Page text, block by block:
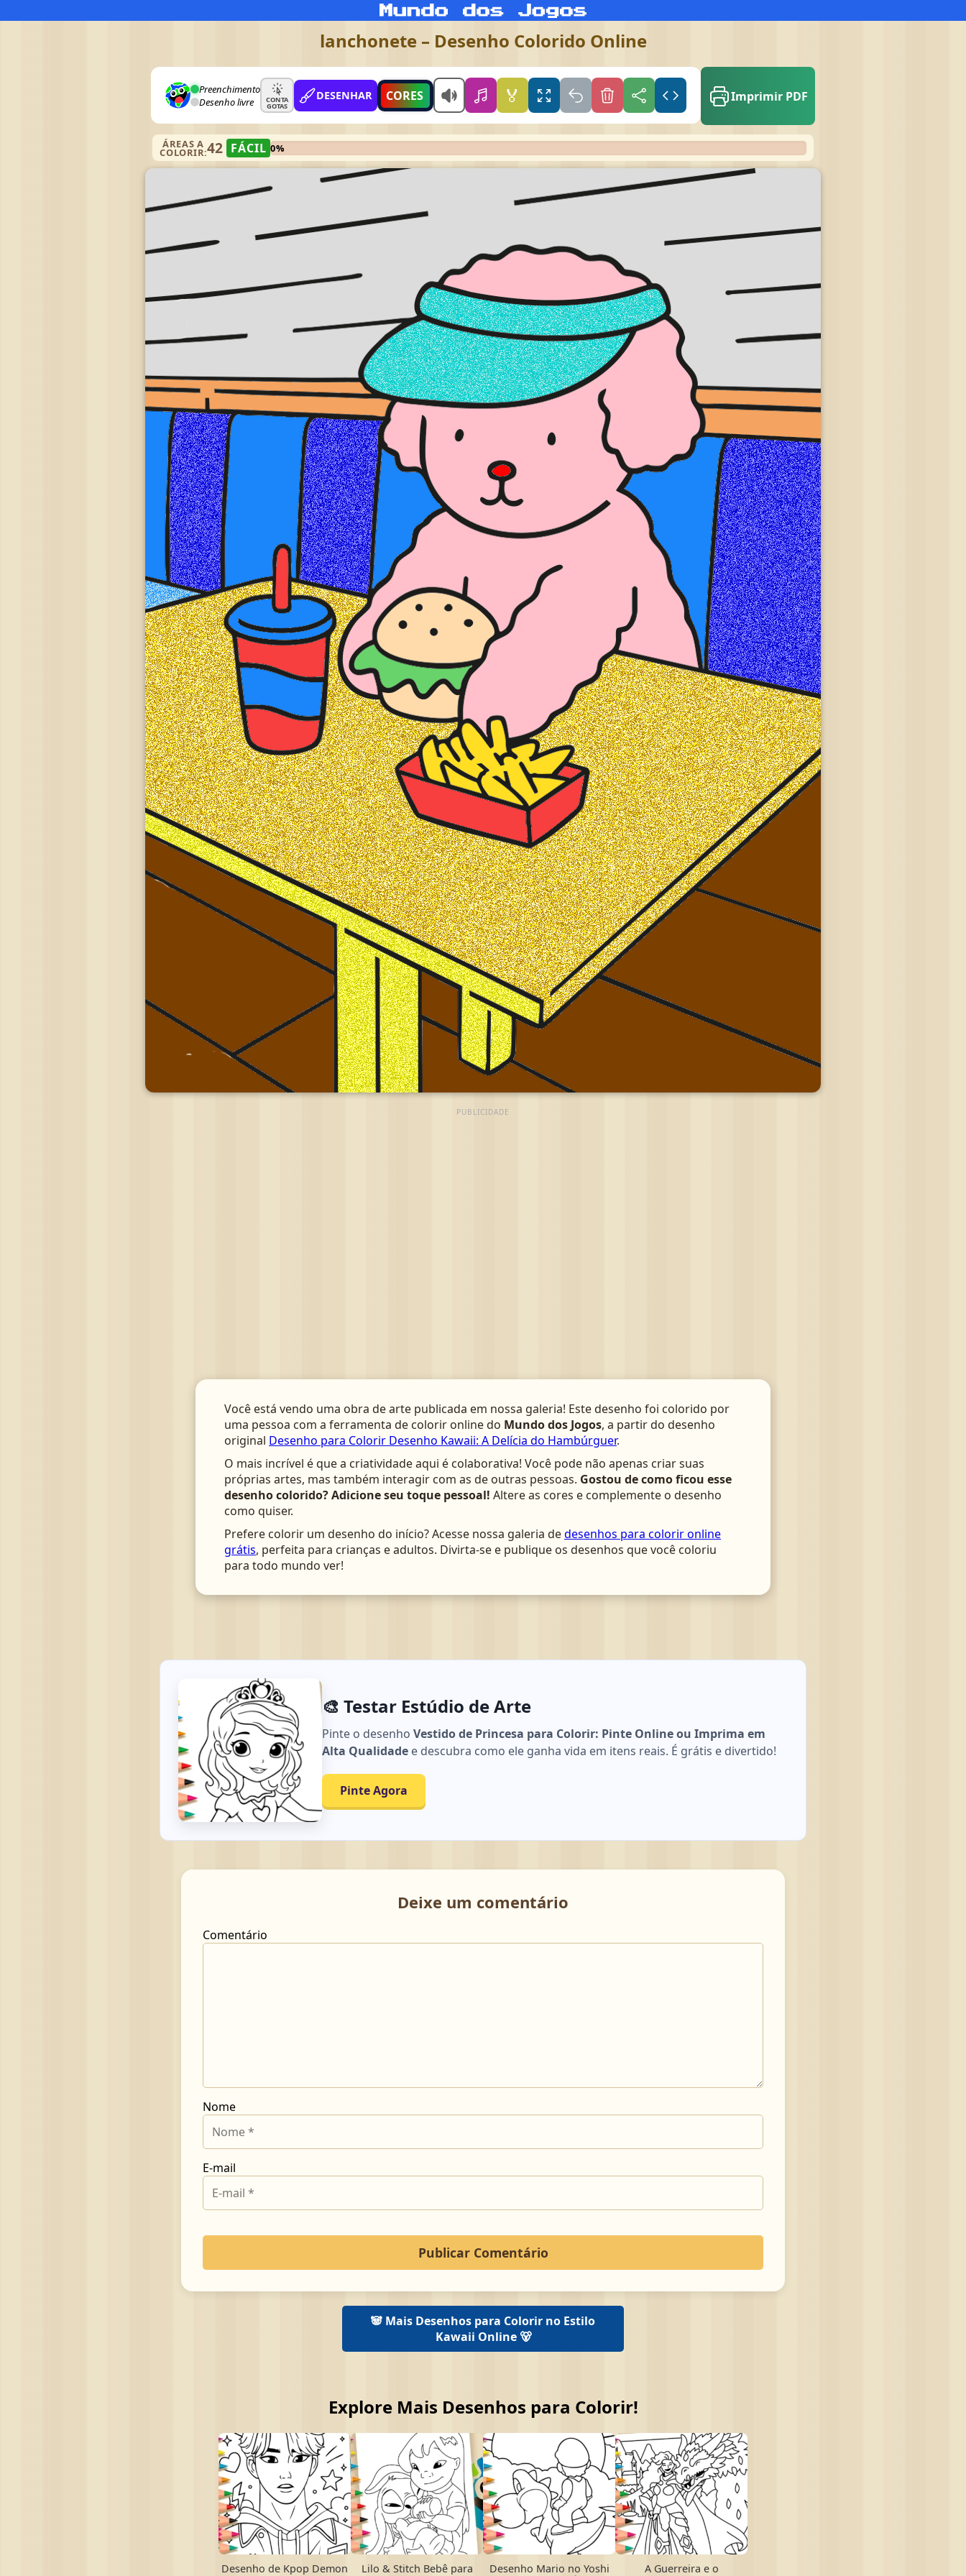
lanchonete – Desenho Colorido Online
Preenchimento
Desenho livre
CONTA
GOTAS
DESENHAR CORES 🏅 Imprimir PDF
ÁREAS A
COLORIR:42 FÁCIL 0%
PUBLICIDADE
Você está vendo uma obra de arte publicada em nossa galeria! Este desenho foi colorido por
uma pessoa com a ferramenta de colorir online do Mundo dos Jogos, a partir do desenho
original Desenho para Colorir Desenho Kawaii: A Delícia do Hambúrguer.
O mais incrível é que a criatividade aqui é colaborativa! Você pode não apenas criar suas
próprias artes, mas também interagir com as de outras pessoas. Gostou de como ficou esse
desenho colorido? Adicione seu toque pessoal! Altere as cores e complemente o desenho
como quiser.
Prefere colorir um desenho do início? Acesse nossa galeria dedesenhos para colorir online
grátis, perfeita para crianças e adultos. Divirta-se e publique os desenhos que você coloriu
para todo mundo ver!
🎨 Testar Estúdio de Arte
Pinte o desenho Vestido de Princesa para Colorir: Pinte Online ou Imprima em
Alta Qualidade e descubra como ele ganha vida em itens reais. É grátis e divertido!
Pinte Agora
Deixe um comentário
Comentário
Nome
E-mail
🐼 Mais Desenhos para Colorir no Estilo
Kawaii Online 🐻
Explore Mais Desenhos para Colorir!
Desenho de Kpop Demon
Lilo & Stitch Bebê para
Desenho Mario no Yoshi
A Guerreira e o